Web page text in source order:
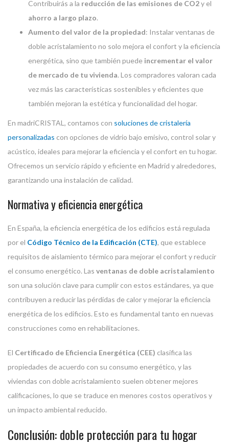
Contribuirás a la reducción de las emisiones de CO2y el
ahorro a largo plazo.
Aumento del valor de la propiedad: Instalar ventanas de
doble acristalamiento no solo mejora el confort y la eficiencia
energética, sino que también puede incrementar el valor
de mercado de tu vivienda. Los compradores valoran cada
vez más las características sostenibles y eficientes que
también mejoran la estética y funcionalidad del hogar.
En madriCRISTAL, contamos con soluciones de cristalería
personalizadas con opciones de vidrio bajo emisivo, control solar y
acústico, ideales para mejorar la eficiencia y el confort en tu hogar.
Ofrecemos un servicio rápido y eficiente en Madrid y alrededores,
garantizando una instalación de calidad.
Normativa y eficiencia energética
En España, la eficiencia energética de los edificios está regulada
por el Código Técnico de la Edificación (CTE), que establece
requisitos de aislamiento térmico para mejorar el confort y reducir
el consumo energético. Las ventanas de doble acristalamiento
son una solución clave para cumplir con estos estándares, ya que
contribuyen a reducir las pérdidas de calor y mejorar la eficiencia
energética de los edificios. Esto es fundamental tanto en nuevas
construcciones como en rehabilitaciones.
El Certificado de Eficiencia Energética (CEE) clasifica las
propiedades de acuerdo con su consumo energético, y las
viviendas con doble acristalamiento suelen obtener mejores
calificaciones, lo que se traduce en menores costos operativos y
un impacto ambiental reducido.
Conclusión: doble protección para tu hogar